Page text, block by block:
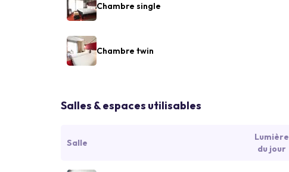
Chambre single
Chambre twin
Salles & espaces utilisables
Salle
Lumière
du jour